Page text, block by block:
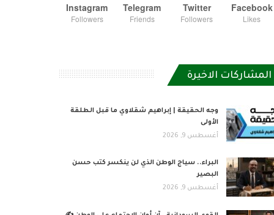
Facebook
Likes
Twitter
Followers
Telegram
Friends
Instagram
Followers
المشاركات الاخيرة
وجه الحقيقة | إبراهيم شقلاوي ما قبل الطلقة
الأولى
أغسطس 9, 2026
البراء.. سياج الوطن الذي لن ينكسر كتب حسن
البصير
أغسطس 9, 2026